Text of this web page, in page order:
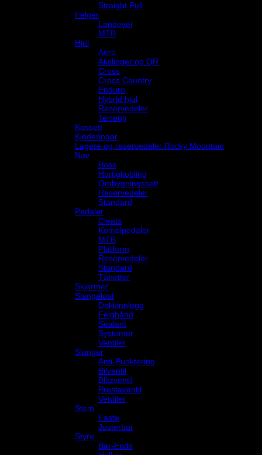
Straight Pull
Felger
Landevei
MTB
Hjul
Aero
Akslinger og QR
Cross
Cross Country
Enduro
Hybrid hjul
Reservedeler
Terreng
Kassett
Kjederinger
Lagere og reservedeler Rocky Mountain
Nav
Boss
Hurtigkobling
Ombygningssett
Reservedeler
Standard
Pedaler
Cleats
Kombipedaler
MTB
Platform
Reservedeler
Standard
Tåhetter
Skjermer
Slangeløst
Dekkinnlegg
Felgbånd
Sealant
Systemer
Ventiler
Slanger
Anti-Punktering
Bilventil
Blitzventil
Prestaventil
Ventiler
Stem
Faste
Justerbar
Styre
Bar-Ends